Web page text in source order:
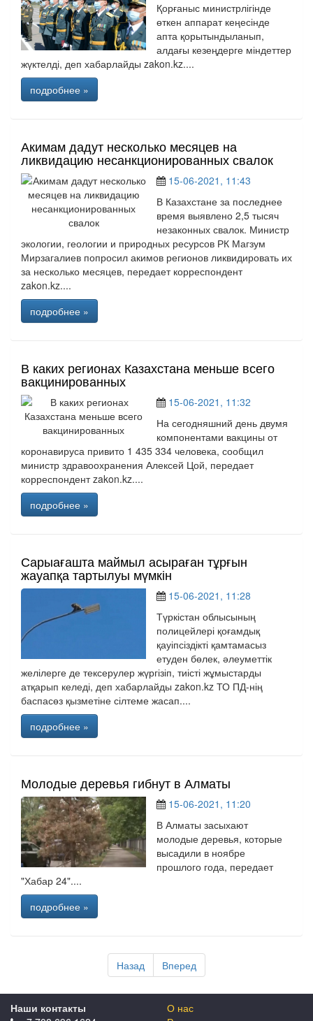
Қорғаныс министрлігінде
өткен аппарат кеңесінде
апта қорытындыланып,
алдағы кезеңдерге міндеттер
жүктелді, деп хабарлайды zakon.kz....
подробнее »
Акимам дадут несколько месяцев на
ликвидацию несанкционированных свалок
15-06-2021, 11:43
В Казахстане за последнее
время выявлено 2,5 тысяч
незаконных свалок. Министр
экологии, геологии и природных ресурсов РК Магзум
Мирзагалиев попросил акимов регионов ликвидировать их
за несколько месяцев, передает корреспондент
zakon.kz....
подробнее »
В каких регионах Казахстана меньше всего
вакцинированных
15-06-2021, 11:32
На сегодняшний день двумя
компонентами вакцины от
коронавируса привито 1 435 334 человека, сообщил
министр здравоохранения Алексей Цой, передает
корреспондент zakon.kz....
подробнее »
Сарыағашта маймыл асыраған тұрғын
жауапқа тартылуы мүмкін
15-06-2021, 11:28
Түркістан облысының
полицейлері қоғамдық
қауіпсіздікті қамтамасыз
етуден бөлек, әлеуметтік
желілерге де тексерулер жүргізіп, тиісті жұмыстарды
атқарып келеді, деп хабарлайды zakon.kz ТО ПД-нің
баспасөз қызметіне сілтеме жасап....
подробнее »
Молодые деревья гибнут в Алматы
15-06-2021, 11:20
В Алматы засыхают
молодые деревья, которые
высадили в ноябре
прошлого года, передает
"Хабар 24"....
подробнее »
Назад Вперед
Наши контакты
О нас